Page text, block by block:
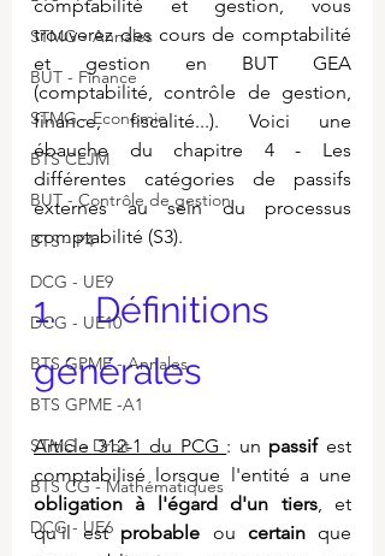
STMG - Annales
BUT - Finance
STMG - Economie
BTS CEJM
BUT - Contrôle de gestion
BTS - P4
DCG - UE9
DCG - UE10
BTS GPME - Annales
BTS GPME -A1
STMG - Droit
BTS CG - Mathématiques
DCG - UE6
comptabilité et gestion, vous
trouverez des cours de comptabilité
et gestion en BUT GEA
(comptabilité, contrôle de gestion,
finance, fiscalité...). Voici une
ébauche du chapitre 4 - Les
différentes catégories de passifs
externes au sein du processus
comptabilité (S3).
1.    Définitions
générales
Article 312-1 du PCG : un passif est
obligation à l'égard d'un tiers, et
qu'il est probable ou certain que